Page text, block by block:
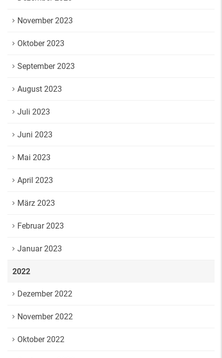
November 2023
Oktober 2023
September 2023
August 2023
Juli 2023
Juni 2023
Mai 2023
April 2023
März 2023
Februar 2023
Januar 2023
2022
Dezember 2022
November 2022
Oktober 2022